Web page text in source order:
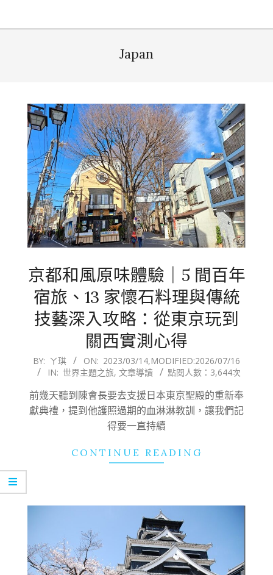
Japan
京都和風原味體驗｜5 間百年
宿旅、13 家懷石料理與傳統
技藝深入攻略：從東京玩到
關西實測心得
2023-
03-
14
BY: ㄚ琪 ON: 2023/03/14,MODIFIED:2026/07/16
IN: 世界主題之旅, 文章導讀 點閱人數：3,644次
前幾天聽到陳會長要去支援日本東京聖殿的重新奉
獻典禮，提到他護照過期的血淋淋教訓，讓我們記
得要一直持續
CONTINUE READING